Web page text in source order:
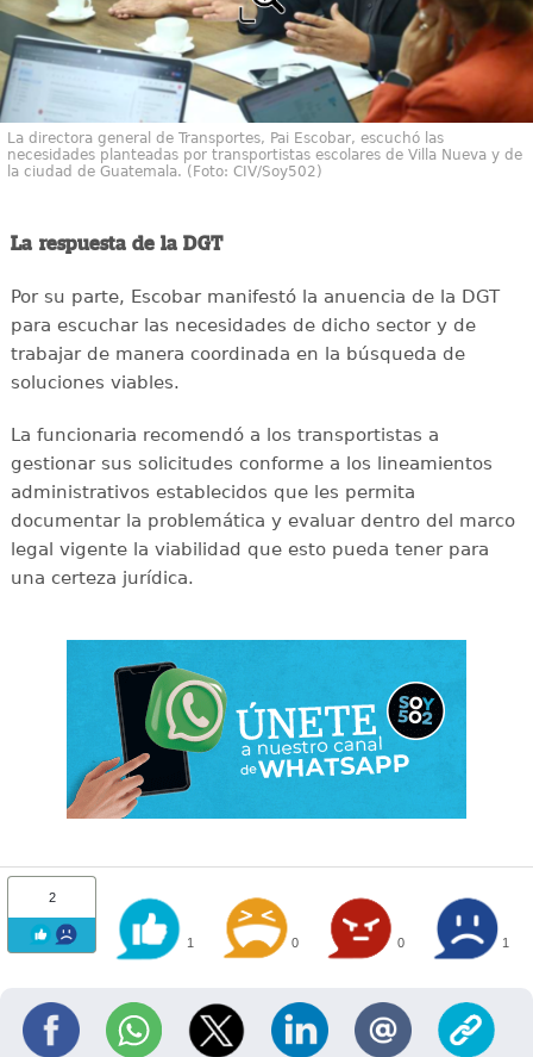
La directora general de Transportes, Pai Escobar, escuchó las
necesidades planteadas por transportistas escolares de Villa Nueva y de
la ciudad de Guatemala. (Foto: CIV/Soy502)
La respuesta de la DGT
Por su parte, Escobar manifestó la anuencia de la DGT
para escuchar las necesidades de dicho sector y de
trabajar de manera coordinada en la búsqueda de
soluciones viables.
La funcionaria recomendó a los transportistas a
gestionar sus solicitudes conforme a los lineamientos
administrativos establecidos que les permita
documentar la problemática y evaluar dentro del marco
legal vigente la viabilidad que esto pueda tener para
una certeza jurídica.
2
1 0 0 1